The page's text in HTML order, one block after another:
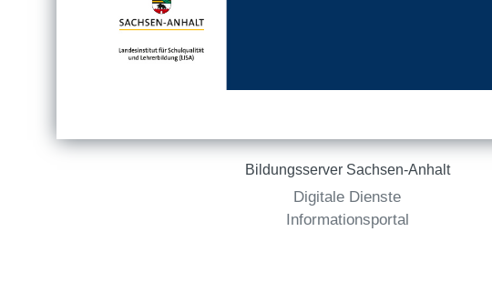
Bildungsserver Sachsen-Anhalt
Digitale Dienste
Informationsportal